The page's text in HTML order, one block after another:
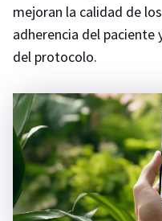
mejoran la calidad de
adherencia del
del protocolo.